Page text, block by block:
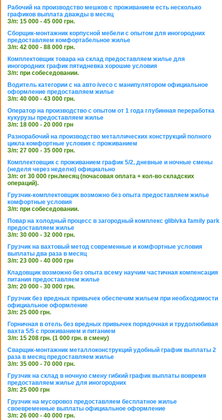
Рабочий на производство мешков с проживанием есть несколько
графиков выплата дважды в месяц
З/п: 15 000 - 45 000 грн.
Сборщик-монтажник корпусной мебели с опытом для иногородних
предоставляем комфортабельное жилье
З/п: 42 000 - 88 000 грн.
Комплектовщик товара на склад предоставляем жилье для
иногородних график пятидневка хорошие условия
З/п: при собеседовании.
Водитель категории с на авто iveco с манипулятором официальное
оформление предоставляем жилье
З/п: 40 000 - 43 000 грн.
Оператор на производство с опытом от 1 года глубинная переработка
кукурузы предоставляем жилье
З/п: 18 000 - 20 000 грн
Разнорабочий на производство металлических конструкций полного
цикла комфортные условия с проживанием
З/п: 27 000 - 35 000 грн.
Комплектовщик с проживанием график 5/2, дневные и ночные смены
(неделя через неделю) официально
З/п: от 30 000 грн./месяц (почасовая оплата + кол-во складских
операций).
Грузчик-комплектовщик возможно без опыта предоставляем жилье
комфортные условия
З/п: при собеседовании.
Повар на холодный процесс в загородный комплекс glibivka family park
предоставляем жилье
З/п: 30 000 - 32 000 грн.
Грузчик на вахтовый метод современные и комфортные условия
выплаты два раза в месяц
З/п: 23 000 - 40 000 грн
Кладовщик возможно без опыта всему научим частичная компенсация
питания предоставляем жилье
З/п: 20 000 - 30 000 грн.
Грузчик без вредных привычек обеспечим жильем при необходимости
официальное оформление
З/п: 25 000 грн.
Горничная в отель без вредных привычек порядочная и трудолюбивая
вахта 5/5 с проживанием и питанием
З/п: 15 208 грн. (1 000 грн. в смену)
Сварщик-монтажник металлоконструкций удобный график выплаты 2
раза в месяц предоставляем жилье
З/п: 35 000 - 70 000 грн.
Грузчик на склад в ночную смену гибкий график выплаты вовремя
предоставляем жилье для иногородних
З/п: 25 000 грн
Грузчик на мусоровоз предоставляем бесплатное жилье
своевременные выплаты официальное оформление
З/п: 26 000 - 40 000 грн.